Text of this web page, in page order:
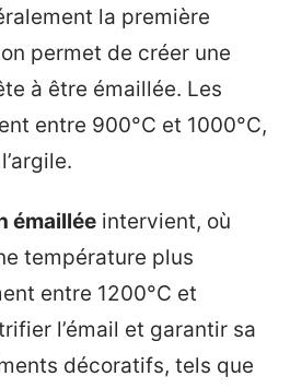
la première
permet de créer une
à être émaillée. Les
entre 900°C et 1000°C,
émaillée intervient, où
température plus
entre 1200°C et
l’émail et garantir sa
décoratifs, tels que